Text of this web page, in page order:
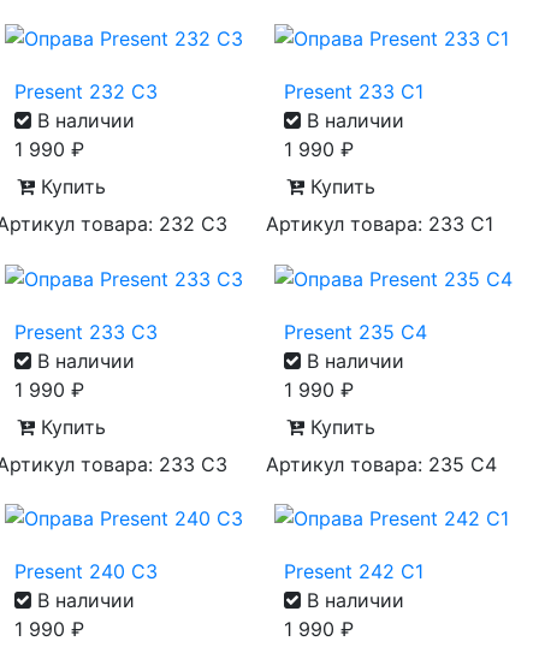
Present 232 C3
В наличии
1 990 ₽
Купить
товара: 232 C3
Present 233 C1
В наличии
1 990 ₽
Купить
Артикул товара: 233 C1
Present 233 C3
В наличии
1 990 ₽
Купить
товара: 233 C3
Present 235 C4
В наличии
1 990 ₽
Купить
Артикул товара: 235 C4
Present 240 C3
В наличии
1 990 ₽
Present 242 C1
В наличии
1 990 ₽